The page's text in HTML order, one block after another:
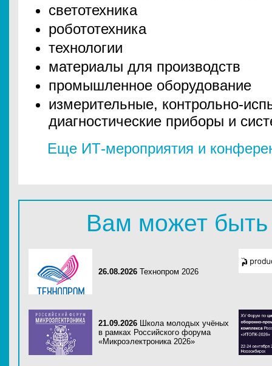
светотехника
робототехника
технологии
материалы для производств
промышленное оборудование
измерительные, контрольно-
диагностические приборы и
Еще ИТ-мероприятия и
Вам может быть
26.08.2026 Технопром 2026
21.09.2026 Школа молодых учёных
в рамках Российского форума
«Микроэлектроника 2026»